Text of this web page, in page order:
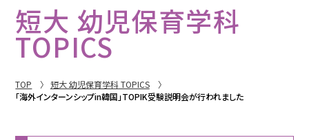
短大 幼児保育学科
TOPICS
TOP
短大 幼児保育学科 TOPICS
「海外インターンシップin韓国」TOPIK受験説明会が行われました